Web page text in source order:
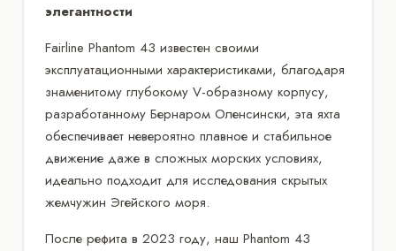
элегантности
Fairline Phantom 43 известен своими
эксплуатационными характеристиками, благодаря
знаменитому глубокому V-образному корпусу,
разработанному Бернаром Оленсински, эта яхта
обеспечивает невероятно плавное и стабильное
движение даже в сложных морских условиях,
идеально подходит для исследования скрытых
жемчужин Эгейского моря.
После рефита в 2023 году, наш Phantom 43